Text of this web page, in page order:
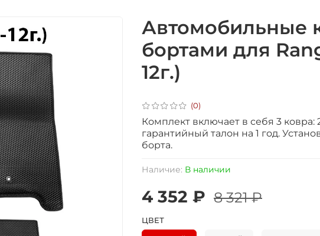
(0)
Наличие: В наличии
Автомобильные
бортами для
12г.)
4 352 ₽ 8 321 ₽
ЦВЕТ
Комплект включает в себя 3 ковра:
гарантийный талон на 1 год.
борта.